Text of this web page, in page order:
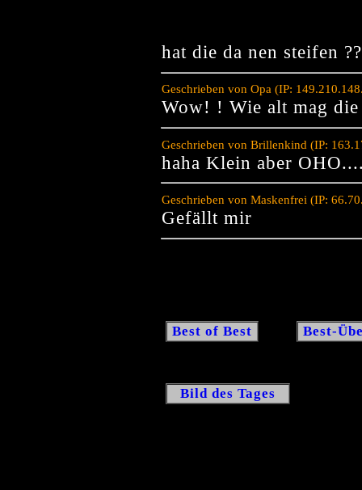
hat die da nen steifen
Geschrieben von Opa (IP:
Wow! ! Wie alt mag die
Geschrieben von Brillenkind (IP:
haha Klein aber
Geschrieben von Maskenfrei (IP:
Gefällt mir
Best of Best Best-
Bild des Tages